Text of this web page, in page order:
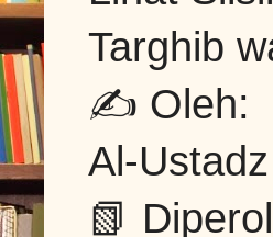
Targhib
✍ Oleh:
Al-
📗